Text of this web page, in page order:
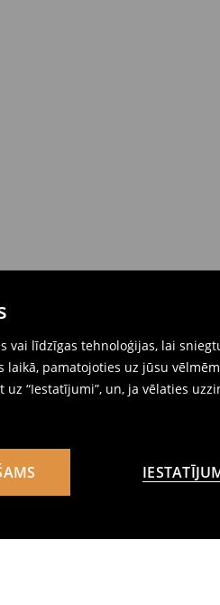
vai līdzīgas tehnoloģijas, lai
laikā, pamatojoties uz jūsu
“Iestatījumi”, un, ja vēlaties